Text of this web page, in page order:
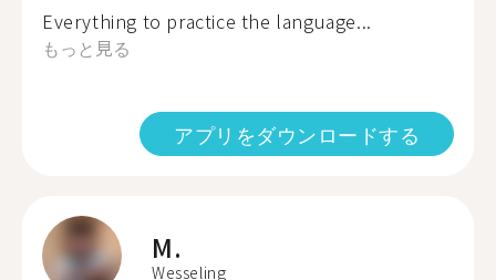
Everything to practice the language...
もっと見る
アプリをダウンロードする
M.
Wesseling